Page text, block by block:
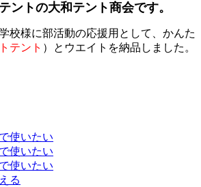
ントの大和テント商会です。
校様に部活動の応援用として、かんた
テント ）とウエイトを納品しました。
使いたい
使いたい
使いたい
る